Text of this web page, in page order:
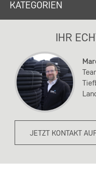
KATEGORIEN
IHR
JETZT KONTAKT